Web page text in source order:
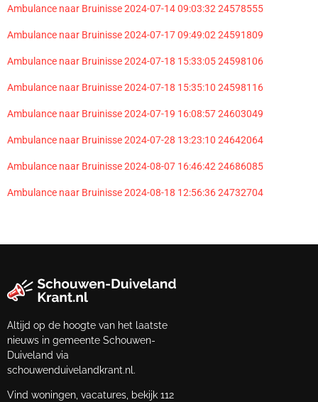
Ambulance naar Bruinisse 2024-07-14 09:03:32 24578555
Ambulance naar Bruinisse 2024-07-17 09:49:02 24591809
Ambulance naar Bruinisse 2024-07-18 15:33:05 24598106
Ambulance naar Bruinisse 2024-07-18 15:35:10 24598116
Ambulance naar Bruinisse 2024-07-19 16:08:57 24603049
Ambulance naar Bruinisse 2024-07-28 13:23:10 24642064
Ambulance naar Bruinisse 2024-08-07 16:46:42 24686085
Ambulance naar Bruinisse 2024-08-18 12:56:36 24732704
Altijd op de hoogte van het laatste
nieuws in gemeente Schouwen-
Duiveland via
schouwenduivelandkrant.nl.
Vind woningen, vacatures, bekijk 112